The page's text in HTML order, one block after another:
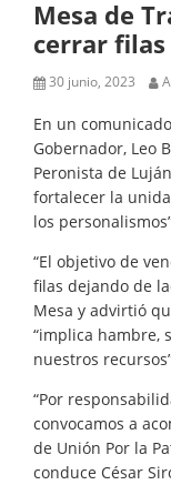
Mesa de
cerrar filas
30 junio, 2023
En un
Gobernador, Leo
Peronista de
fortalecer la
los
“El objetivo de
filas dejando de
Mesa y advirtió
“implica hambre,
nuestros
“Por
convocamos a
de Unión Por la
conduce César